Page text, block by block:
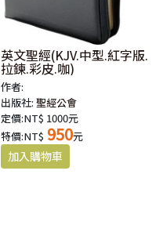
英文聖經(KJV.中型.紅字版.
拉鍊.彩皮.咖)
作者:
出版社:聖經公會
定價:NT$ 1000元
特價:NT$ 950元